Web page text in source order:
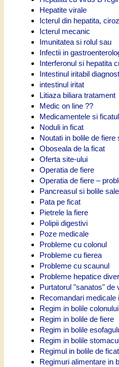
Hepatite virale
Icterul din hepatita,
Icterul mecanic
Imunitatea si rolul sau
Infectii in
Interferonul si hepatita
Intestinul iritabil
intestinul iritat
Litiaza biliara tratament
Medic on line ??
Medicamentele si ficatul
Noduli in ficat
Noutati in bolile de fiere
Oboseala de la ficat
Oferta site-ului
Operatia de fiere
Operatia de fiere –
Pancreasul si bolile sale
Pata pe ficat
Pietrele la fiere
Polipii digestivi
Poze medicale
Probleme cu colonul
Probleme cu fierea
Probleme cu scaunul
Probleme hepatice
Purtatorul "sanatos" de
Recomandari medicale
Regim in bolile colonului
Regim in bolile de fiere
Regim in bolile
Regim in bolile
Regimul in bolile de ficat
Regimuri alimentare in